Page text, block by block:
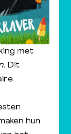
met
. Dit
hun